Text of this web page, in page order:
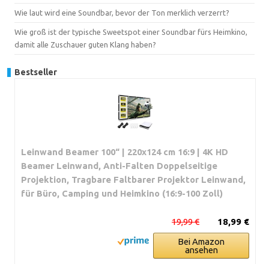
Wie laut wird eine Soundbar, bevor der Ton merklich verzerrt?
Wie groß ist der typische Sweetspot einer Soundbar fürs Heimkino,
damit alle Zuschauer guten Klang haben?
Bestseller
Leinwand Beamer 100“ | 220x124 cm 16:9 | 4K HD
Beamer Leinwand, Anti-Falten Doppelseitige
Projektion, Tragbare Faltbarer Projektor Leinwand,
für Büro, Camping und Heimkino (16:9-100 Zoll)
18,99 €
19,99 €
Bei Amazon
ansehen